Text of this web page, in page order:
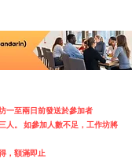
一至兩日前發送於參加者
人。 如參加人數不足，工作坊將
，額滿即止